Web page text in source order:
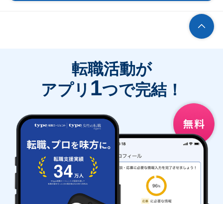
転職活動が
アプリ 1つで完結！